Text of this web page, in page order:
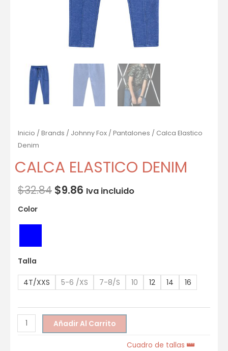
Inicio / Brands / Johnny Fox / Pantalones / Calca Elastico
Denim
CALCA ELASTICO DENIM
$32.84 $9.86 Iva incluido
Color
Talla
4T/XXS 5-6 /XS 7-8/S 10 12 14 16
Añadir Al Carrito
Cuadro de tallas